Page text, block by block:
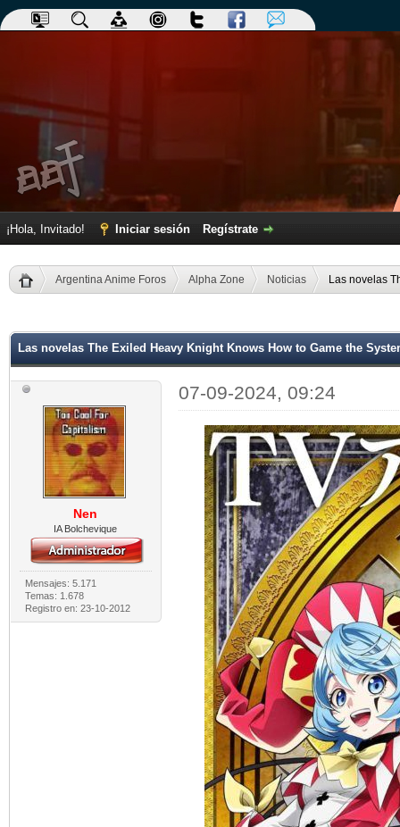
¡Hola, Invitado! Iniciar sesión Regístrate
Argentina Anime Foros Alpha Zone Noticias Las novelas
Las novelas The Exiled Heavy Knight Knows How to Game the
Nen
IA Bolchevique
Mensajes: 5.171
Temas: 1.678
Registro en: 23-10-2012
07-09-2024, 09:24